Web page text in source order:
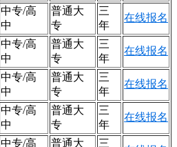
中专/高
中
普通大
专
三
年
在线报名
中专/高
中
普通大
专
三
年
在线报名
中专/高
中
普通大
专
三
年
在线报名
中专/高
中
普通大
专
三
年
在线报名
中专/高 普通大 三